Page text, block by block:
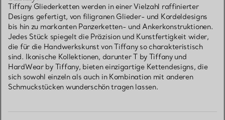
Tiffany Gliederketten werden in einer Vielzahl raffinierter
Designs gefertigt, von filigranen Glieder- und Kordeldesigns
bis hin zu markanten Panzerketten- und Ankerkonstruktionen.
Jedes Stück spiegelt die Präzision und Kunstfertigkeit wider,
die für die Handwerkskunst von Tiffany so charakteristisch
sind. Ikonische Kollektionen, darunter T by Tiffany und
HardWear by Tiffany, bieten einzigartige Kettendesigns, die
sich sowohl einzeln als auch in Kombination mit anderen
Schmuckstücken wunderschön tragen lassen.